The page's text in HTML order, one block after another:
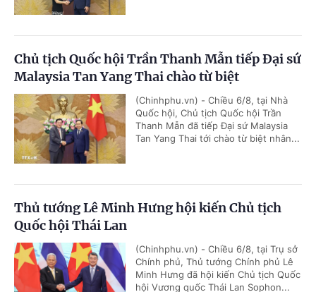
Chủ tịch Quốc hội Trần Thanh Mẫn tiếp Đại sứ
Malaysia Tan Yang Thai chào từ biệt
(Chinhphu.vn) - Chiều 6/8, tại Nhà
Quốc hội, Chủ tịch Quốc hội Trần
Thanh Mẫn đã tiếp Đại sứ Malaysia
Tan Yang Thai tới chào từ biệt nhân...
Thủ tướng Lê Minh Hưng hội kiến Chủ tịch
Quốc hội Thái Lan
(Chinhphu.vn) - Chiều 6/8, tại Trụ sở
Chính phủ, Thủ tướng Chính phủ Lê
Minh Hưng đã hội kiến Chủ tịch Quốc
hội Vương quốc Thái Lan Sophon...